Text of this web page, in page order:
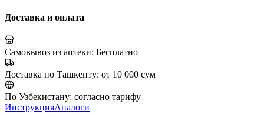
Доставка и оплата
Самовывоз из аптеки: Бесплатно
Доставка по Ташкенту: от 10 000 сум
По Узбекистану: согласно тарифу
ИнструкцияАналоги